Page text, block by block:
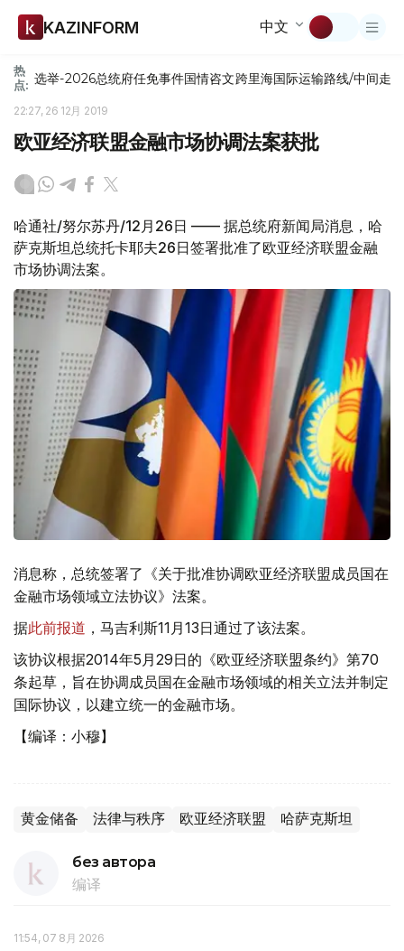
KAZINFORM 中文
热
点: 选举-2026总统府任免事件国情咨文跨里海国际运输路线/中间走廊
22:27, 26 12月 2019
欧亚经济联盟金融市场协调法案获批
哈通社/努尔苏丹/12月26日 —— 据总统府新闻局消息，哈
萨克斯坦总统托卡耶夫26日签署批准了欧亚经济联盟金融
市场协调法案。
消息称，总统签署了《关于批准协调欧亚经济联盟成员国在
金融市场领域立法协议》法案。
据此前报道 ，马吉利斯11月13日通过了该法案。
该协议根据2014年5月29日的《欧亚经济联盟条约》第70
条起草，旨在协调成员国在金融市场领域的相关立法并制定
国际协议，以建立统一的金融市场。
【编译：小穆】
黄金储备 法律与秩序 欧亚经济联盟 哈萨克斯坦
без автора
编译
11:54, 07 8月 2026